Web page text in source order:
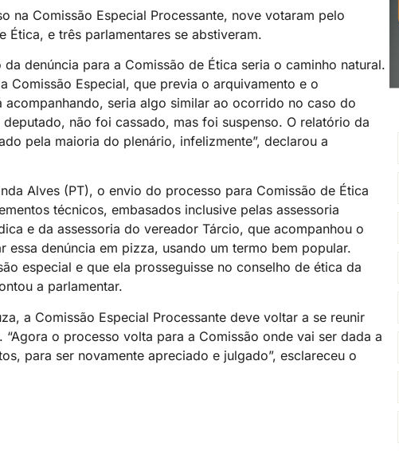
na Comissão Especial Processante, nove votaram pelo
e três parlamentares se abstiveram.
denúncia para a Comissão de Ética seria o caminho natural.
Especial, que previa o arquivamento e o
seria algo similar ao ocorrido no caso do
não foi cassado, mas foi suspenso. O relatório da
pela maioria do plenário, infelizmente”, declarou a
Alves (PT), o envio do processo para Comissão de Ética
técnicos, embasados inclusive pelas assessoria
e da assessoria do vereador Tárcio, que acompanhou o
denúncia em pizza, usando um termo bem popular.
especial e que ela prosseguisse no conselho de ética da
a parlamentar.
a Comissão Especial Processante deve voltar a se reunir
o processo volta para a Comissão onde vai ser dada a
para ser novamente apreciado e julgado”, esclareceu o